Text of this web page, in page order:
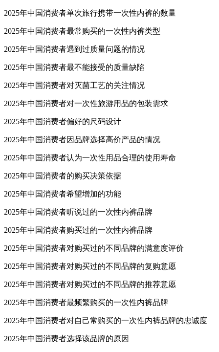
2025年中国消费者单次旅行携带一次性内裤的数量
2025年中国消费者最常购买的一次性内裤类型
2025年中国消费者遇到过质量问题的情况
2025年中国消费者最不能接受的质量缺陷
2025年中国消费者对灭菌工艺的关注情况
2025年中国消费者对一次性旅游用品的包装需求
2025年中国消费者偏好的尺码设计
2025年中国消费者因品牌选择高价产品的情况
2025年中国消费者认为一次性用品合理的使用寿命
2025年中国消费者的购买决策依据
2025年中国消费者希望增加的功能
2025年中国消费者听说过的一次性内裤品牌
2025年中国消费者购买过的一次性内裤品牌
2025年中国消费者对购买过的不同品牌的满意度评价
2025年中国消费者对购买过的不同品牌的复购意愿
2025年中国消费者对购买过的不同品牌的推荐意愿
2025年中国消费者最频繁购买的一次性内裤品牌
2025年中国消费者对自己常购买的一次性内裤品牌的忠诚度
2025年中国消费者选择该品牌的原因